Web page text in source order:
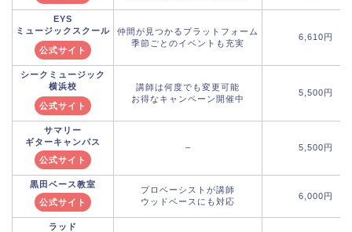
EYS
ミュージックスクール
公式サイト
仲間が見つかるプラットフォーム
季節ごとのイベントも充実
6,610円
シークミュージック
横浜校
公式サイト
講師は何度でも変更可能
お得なキャンペーン開催中
5,500円
サマリー
ギターキャンパス
公式サイト
– 5,500円
黒田ベース教室
公式サイト
プロベーシストが講師
ウッドベースにも対応
6,000円
ラッド